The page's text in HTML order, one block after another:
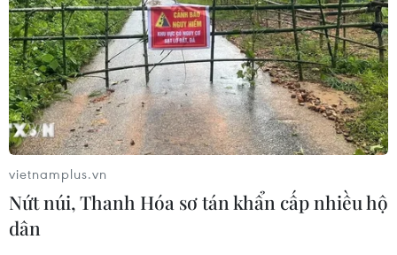
vietnamplus.vn
Nứt núi, Thanh Hóa sơ tán khẩn cấp nhiều hộ
dân